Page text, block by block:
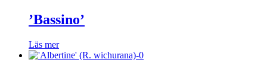
’Bassino’
Läs mer